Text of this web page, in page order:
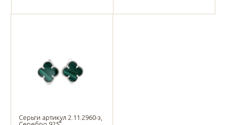
Серьги артикул 2.11.2960-з,